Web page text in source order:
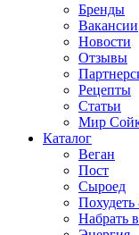
Бренды
Вакансии
Новости
Отзывы
Рецепты
Статьи
Мир
Каталог
Веган
Пост
Сыроед
Похудеть
Набрать